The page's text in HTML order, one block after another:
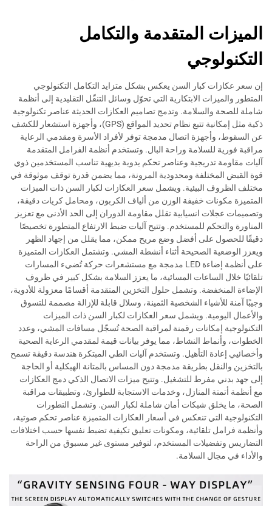
الميزات المتقدمة والتكامل
التكنولوجي
إن سعر عكازات كبار السن يعكس بشكل متزايد التكامل التكنولوجي
المتطور والميزات الابتكارية التي تحوّل وسائل التنقّل التقليدية إلى أنظمة
شاملة للصحة والسلامة. وتدمج تصاميم العكازات الحديثة عناصر تكنولوجية
ذكية مثل إمكانية تتبع نظام تحديد المواقع (GPS)، وأجهزة استشعار للكشف
عن السقوط، وأجهزة اتصال مدمجة توفر لأفراد الأسرة ومقدمي الرعاية
مراقبة فورية للسلامة وراحة البال. وتستخدم أنظمة الفرامل المتقدمة
آليات مقاومة تدريجية وعناصر تحكم يدوية بديهية تناسب المستخدمين ذوي
قوة القبض المختلفة ومحدودية المرونة، مما يضمن قدرة توقف موثوقة في
مختلف الظروف البيئية. ويشمل سعر العكازات لكبار السن ذات الميزات
المتميزة مكونات خفيفة الوزن من ألياف الكربون، ومحامل كريات دقيقة،
وتصميمات عجلات انسيابية تقلل مقاومة الدوران إلى الحد الأدنى مع تعزيز
المناورة والتحكم للمستخدم. وتتيح آليات ضبط الارتفاع المتطورة تخصيصًا
دقيقًا للحصول على أفضل وضع مريح ممكن، مما يقلل من إجهاد الظهر
ويعزز الوضعية الصحيحة أثناء أنشطة المشي. وتشتمل العكازات المتميزة
على أنظمة إضاءة LED مدمجة مع مستشعرات حركة تُضيء المسارات
تلقائيًا خلال الساعات المسائية، ما يعزز السلامة بشكل كبير في ظروف
الإضاءة المنخفضة. وتشمل حلول التخزين المتقدمة أقسامًا معزولة للأدوية،
وجيبًا آمنة للأشياء الشخصية الثمينة، وسلال قابلة للإزالة مصممة للتسوق
والأعمال اليومية. ويشمل سعر العكازات لكبار السن ذات الميزات
التكنولوجية إمكانات رقمنة لمراقبة الصحة تُسجّل مسافات المشي، وعدد
الخطوات، وأنماط النشاط، مما يوفر بيانات قيمة لمقدمي الرعاية الصحية
وأخصائيي إعادة التأهيل. وتستخدم آليات الطي المبتكرة هندسة دقيقة تسمح
بالتخزين والنقل بطريقة مدمجة دون المساس بالمتانة الهيكلية أو الحاجة
إلى جهد بدني مفرط للتشغيل. وتتيح ميزات الاتصال الذكي دمج العكازات
مع أنظمة أتمتة المنازل، وخدمات الاستجابة للطوارئ، وتطبيقات مراقبة
الصحة، ما يخلق شبكات أمان شاملة لكبار السن. وتشمل التطورات
التكنولوجية التي تنعكس في أسعار العكازات المتميزة عناصر تحكم صوتية،
وأنظمة فرامل تلقائية، ومكونات تعليق تكيفية تضبط نفسها حسب اختلافات
التضاريس وتفضيلات المستخدم، لتوفير مستوى غير مسبوق من الراحة
والأداء في مجال السلامة.